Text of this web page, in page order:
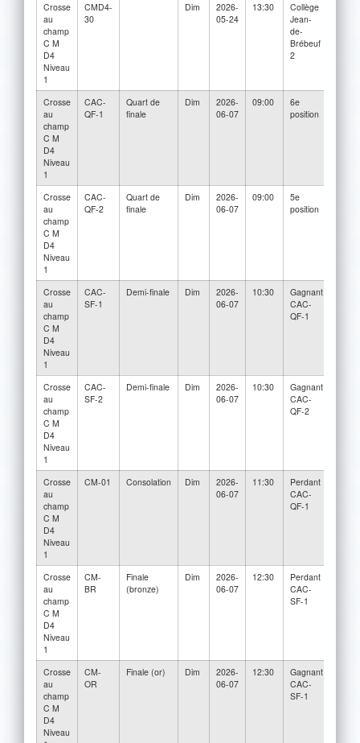
Crosse
au
champ
C M
D4
Niveau
1
CMD4-
30
Dim
2026-
05-24
13:30
Collège
Jean-
de-
Brébeuf
2
Crosse
au
champ
C M
D4
Niveau
1
CAC-
QF-1
Quart de
finale
Dim
2026-
06-07
09:00
6e
position
Crosse
au
champ
C M
D4
Niveau
1
CAC-
QF-2
Quart de
finale
Dim
2026-
06-07
09:00
5e
position
Crosse
au
champ
C M
D4
Niveau
1
CAC-
SF-1
Demi-finale Dim
2026-
06-07
10:30
Gagnant
CAC-
QF-1
Crosse
au
champ
C M
D4
Niveau
1
CAC-
SF-2
Demi-finale Dim
2026-
06-07
10:30
Gagnant
CAC-
QF-2
Crosse
au
champ
C M
D4
Niveau
1
CM-01 Consolation Dim
2026-
06-07
11:30
Perdant
CAC-
QF-1
Crosse
au
champ
C M
D4
Niveau
1
CM-
BR
Finale
(bronze)
Dim
2026-
06-07
12:30
Perdant
CAC-
SF-1
Crosse
au
champ
C M
D4
Niveau
CM-
OR
Finale (or) Dim
2026-
06-07
12:30
Gagnant
CAC-
SF-1